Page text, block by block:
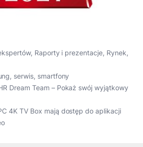
, Raporty i prezentacje, Rynek,
, serwis, smartfony
Dream Team – Pokaż swój wyjątkowy
4K TV Box mają dostęp do aplikacji